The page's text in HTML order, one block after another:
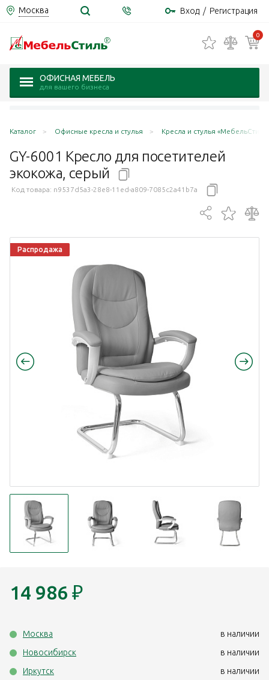
Москва Вход / Регистрация
0
ОФИСНАЯ МЕБЕЛЬ
для вашего бизнеса
Каталог Офисные кресла и стулья Кресла и стулья
GY-6001 Кресло для посетителей
экокожа, серый
Код товара: n9537d5a3-28e8-11ed-a809-7085c2a41b7a
Распродажа
14 986 ₽
Москва
в наличии
Новосибирск
в наличии
Иркутск
в наличии